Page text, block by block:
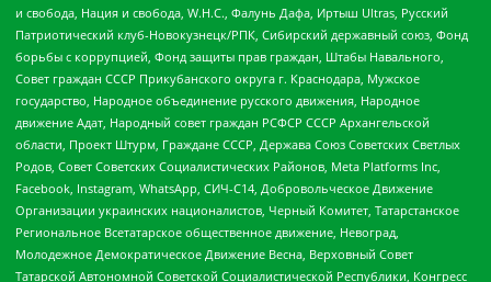
и свобода, Нация и свобода, W.H.С., Фалунь Дафа, Иртыш Ultras, Русский
Патриотический клуб-Новокузнецк/РПК, Сибирский державный союз, Фонд
борьбы с коррупцией, Фонд защиты прав граждан, Штабы Навального,
Совет граждан СССР Прикубанского округа г. Краснодара, Мужское
государство, Народное объединение русского движения, Народное
движение Адат, Народный совет граждан РСФСР СССР Архангельской
области, Проект Штурм, Граждане СССР, Держава Союз Советских Светлых
Родов, Совет Советских Социалистических Районов, Meta Platforms Inc,
Facebook, Instagram, WhatsApp, СИЧ-С14, Добровольческое Движение
Организации украинских националистов, Черный Комитет, Татарстанское
Региональное Всетатарское общественное движение, Невоград,
Молодежное Демократическое Движение Весна, Верховный Совет
Татарской Автономной Советской Социалистической Республики, Конгресс